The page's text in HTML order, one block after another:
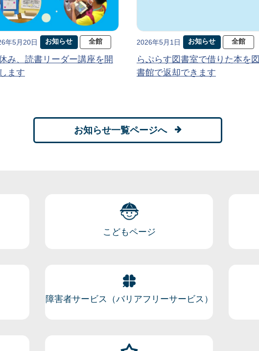
年5月20日 お知らせ 全館
み、読書リーダー講座を開
ます
2026年5月1日 お知らせ 全館
らぷらす図書室で借りた本を図
書館で返却できます
お知らせ一覧ページへ
こどもページ
障害者サービス（バリアフリーサービス）